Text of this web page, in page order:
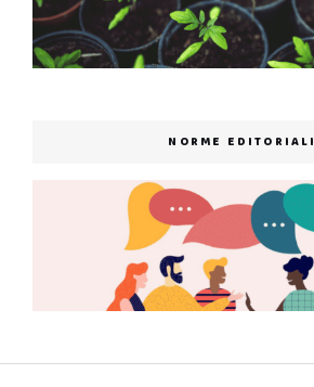
NORME EDITORIALI